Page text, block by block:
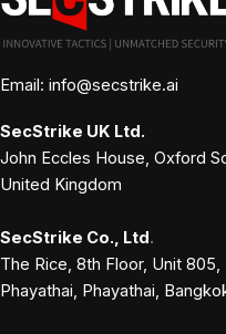
Email: info@secstrike.ai
SecStrike UK Ltd.
John Eccles House, Oxford
United Kingdom
SecStrike Co., Ltd .
The Rice, 8th Floor, Unit
Phayathai, Phayathai,